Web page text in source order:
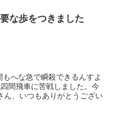
な歩をつきました
へな急で瞬殺できるんすよ
間飛車に苦戦しました。今
ん、いつもありがとうござい